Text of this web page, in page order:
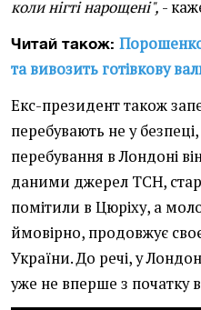
коли нігті нарощені", -
Читай також:
та вивозить готівкову
Екс-президент також
перебувають не у
перебування в Лондоні
даними джерел ТСН,
помітили в Цюріху, а
ймовірно, продовжує
України. До речі, у
уже не вперше з початку